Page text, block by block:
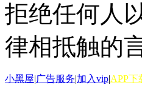
拒绝任何人
律相抵触的
小黑屋|广告服务|加入vip|APP下